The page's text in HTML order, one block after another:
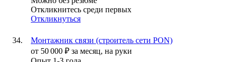
Откликнитесь среди первых
Откликнуться
Монтажник связи (строитель сети PON)
от 50 000 ₽ за месяц, на руки